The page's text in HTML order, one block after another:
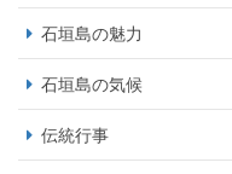
石垣島の魅力
石垣島の気候
伝統行事